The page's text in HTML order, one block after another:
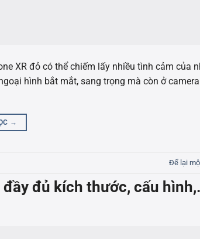
XR đỏ có thể chiếm lấy nhiều tình cảm của
hình bắt mắt, sang trọng mà còn ở
→
Để lại
đủ kích thước, cấu